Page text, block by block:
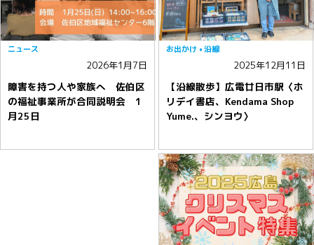
2026年1月7日
障害を持つ人や家族へ 佐伯区
の福祉事業所が合同説明会 1
月25日
ニュース
2025年12月11日
【沿線散歩】広電廿日市駅〈ホ
リデイ書店、Kendama Shop
Yume.、シンヨウ〉
お出かけ 沿線